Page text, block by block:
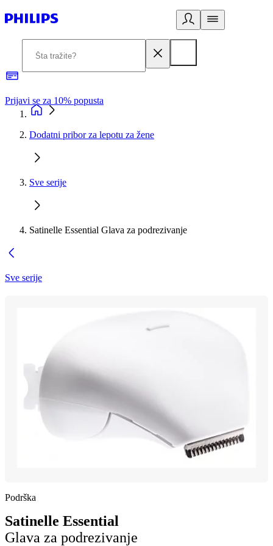
Prijavi se za 10% popusta
Dodatni pribor za lepotu za žene
Sve serije
Satinelle Essential Glava za podrezivanje
Sve serije
Podrška
Satinelle Essential
Glava za podrezivanje